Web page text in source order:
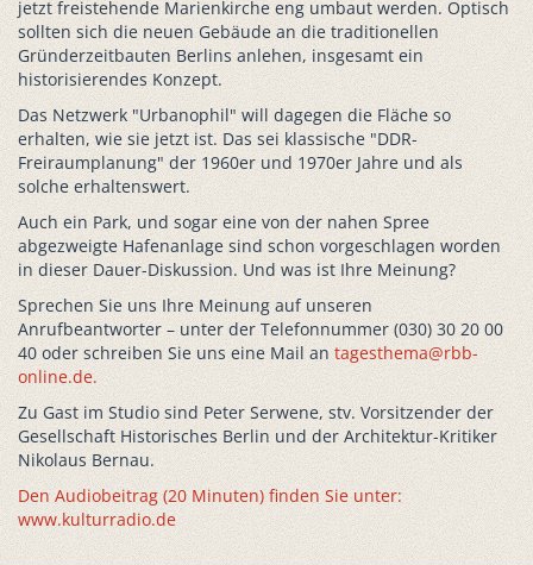
jetzt freistehende Marienkirche eng umbaut werden. Optisch
sollten sich die neuen Gebäude an die traditionellen
Gründerzeitbauten Berlins anlehen, insgesamt ein
historisierendes Konzept.
Das Netzwerk "Urbanophil" will dagegen die Fläche so
erhalten, wie sie jetzt ist. Das sei klassische "DDR-
Freiraumplanung" der 1960er und 1970er Jahre und als
solche erhaltenswert.
Auch ein Park, und sogar eine von der nahen Spree
abgezweigte Hafenanlage sind schon vorgeschlagen worden
in dieser Dauer-Diskussion. Und was ist Ihre Meinung?
Sprechen Sie uns Ihre Meinung auf unseren
Anrufbeantworter – unter der Telefonnummer (030) 30 20 00
40 oder schreiben Sie uns eine Mail an tagesthema@rbb-
online.de.
Zu Gast im Studio sind Peter Serwene, stv. Vorsitzender der
Gesellschaft Historisches Berlin und der Architektur-Kritiker
Nikolaus Bernau.
Den Audiobeitrag (20 Minuten) finden Sie unter:
www.kulturradio.de